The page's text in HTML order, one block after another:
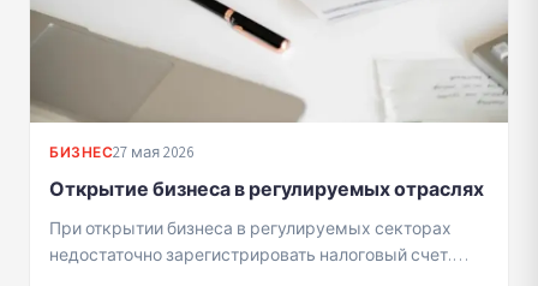
БИЗНЕС27 мая 2026
Открытие бизнеса в регулируемых отраслях
При открытии бизнеса в регулируемых секторах
недостаточно зарегистрировать налоговый счет.